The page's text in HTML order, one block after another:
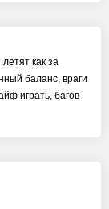
как за
баланс, враги
играть, багов